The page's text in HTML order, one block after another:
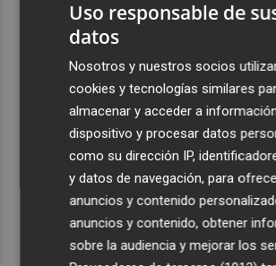
Uso responsable de
datos
Nosotros y nuestros socios
cookies y tecnologías similares
almacenar y acceder a
dispositivo y procesar datos
como su dirección IP,
y datos de navegación, para
anuncios y contenido
anuncios y contenido, obtener
sobre la audiencia y mejorar los